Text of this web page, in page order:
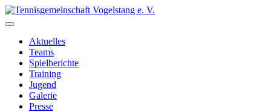
Aktuelles
Teams
Spielberichte
Training
Jugend
Galerie
Presse